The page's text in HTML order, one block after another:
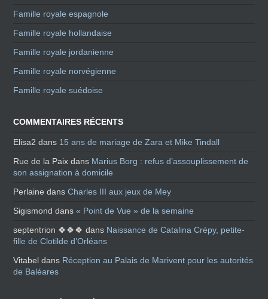
Famille royale espagnole
Famille royale hollandaise
Famille royale jordanienne
Famille royale norvégienne
Famille royale suédoise
COMMENTAIRES RÉCENTS
Elisa2 dans 15 ans de mariage de Zara et Mike Tindall
Rue de la Paix dans Marius Borg : refus d’assouplissement de
son assignation à domicile
Perlaine dansCharles III aux jeux de Mey
Sigismond dans« Point de Vue » de la semaine
septentrion 🍀🍀🍀 dans Naissance de Catalina Crépy, petite-
fille de Clotilde d’Orléans
Vitabel dans Réception au Palais de Marivent pour les autorités
de Baléares